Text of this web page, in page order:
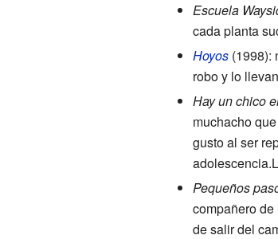
Escuela
cada planta
Hoyos(1998):
robo y lo
Hay un chico
muchacho
gusto al ser
Pequeños
compañero
de salir del